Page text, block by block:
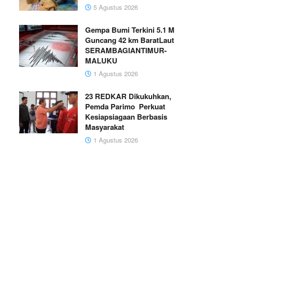
5 Agustus 2026
Gempa Bumi Terkini 5.1 M
Guncang 42 km BaratLaut
SERAMBAGIANTIMUR-
MALUKU
1 Agustus 2026
23 REDKAR Dikukuhkan,
Pemda Parimo Perkuat
Kesiapsiagaan Berbasis
Masyarakat
1 Agustus 2026